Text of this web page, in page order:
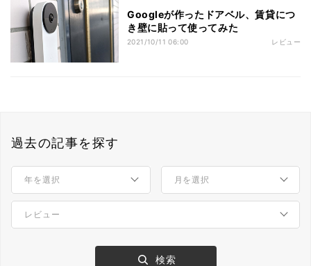
Googleが作ったドアベル、賃貸につ
き壁に貼って使ってみた
2021/10/11 06:00 レビュー
過去の記事を探す